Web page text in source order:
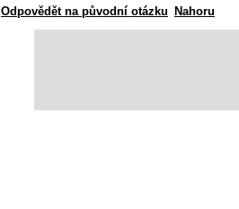
Odpovědět na původní otázku Nahoru